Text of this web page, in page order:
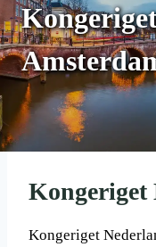
Kongeriget
Kongeriget